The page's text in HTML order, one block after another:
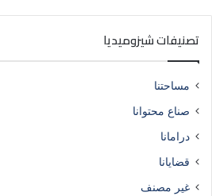
د
ل
إ
ك
و
تصنيفات شيزوميديا
مساحتنا
صناع محتوانا
درامانا
قضايانا
غير مصنف